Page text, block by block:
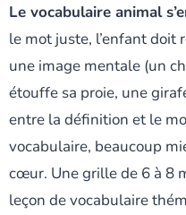
Le vocabulaire animal
le mot juste, l’enfant doit
une image mentale (un
étouffe sa proie, une
entre la définition et le
vocabulaire, beaucoup
cœur. Une grille de 6 à 8
leçon de vocabulaire